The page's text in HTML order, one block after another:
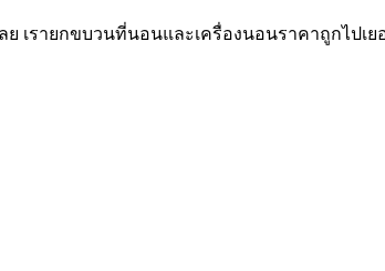
เรายกขบวนที่นอนและเครื่องนอนราคาถูกไปเย